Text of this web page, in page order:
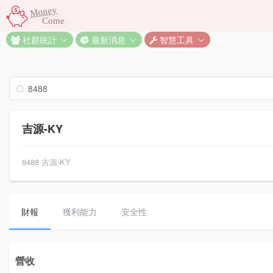
Money
Come
社群統計 最新消息 智慧工具
吉源-KY
8488 吉源-KY
財報 獲利能力 安全性
營收